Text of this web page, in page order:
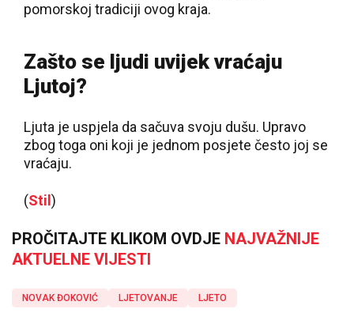
pomorskoj tradiciji ovog kraja.
Zašto se ljudi uvijek vraćaju
Ljutoj?
Ljuta je uspjela da sačuva svoju dušu. Upravo
zbog toga oni koji je jednom posjete često joj se
vraćaju.
(Stil )
PROČITAJTE KLIKOM OVDJE NAJVAŽNIJE
AKTUELNE VIJESTI
NOVAK ĐOKOVIĆ LJETOVANJE LJETO